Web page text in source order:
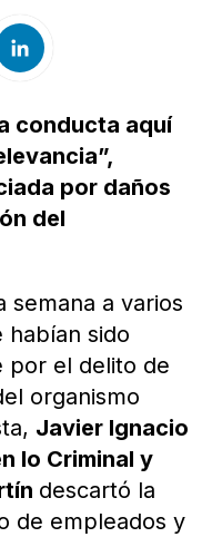
conducta aquí
por daños
del
semana a varios
habían sido
por el delito de
organismo
Javier Ignacio
lo Criminal y
descartó la
de empleados y